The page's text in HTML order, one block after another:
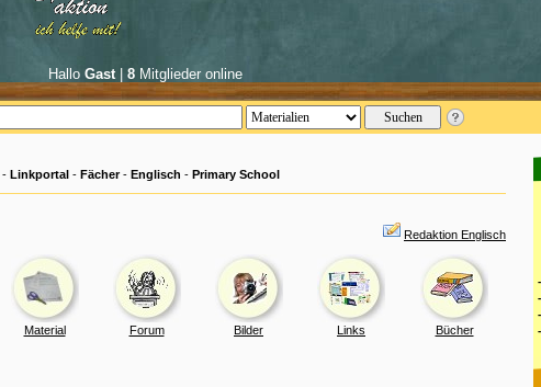
Hallo Gast| 8Mitglieder online
- Linkportal - Fächer- Englisch - Primary School
Redaktion Englisch
Material Forum Bilder Links Bücher